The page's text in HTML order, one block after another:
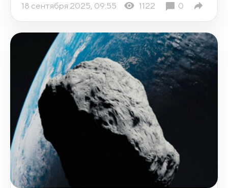
18 сентября 2025, 09:55 1122 0